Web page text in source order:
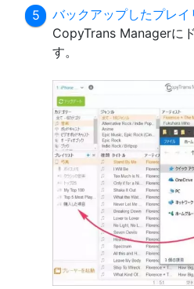
バックアップしたプレイ
CopyTrans Managerに
す。